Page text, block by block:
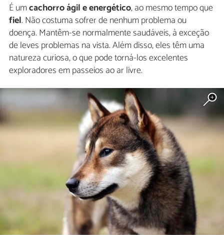
É umcachorro ágil e energético, ao mesmo tempo que
fiel. Não costuma sofrer de nenhum problema ou
doença. Mantêm-se normalmente saudáveis, à exceção
de leves problemas na vista. Além disso, eles têm uma
natureza curiosa, o que pode torná-los excelentes
exploradores em passeios ao ar livre.